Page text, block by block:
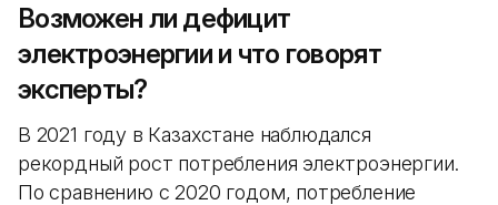
Возможен ли дефицит
электроэнергии и что говорят
эксперты?
В 2021 году в Казахстане наблюдался
рекордный рост потребления электроэнергии.
По сравнению с 2020 годом, потребление